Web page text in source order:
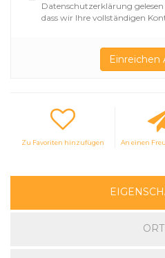
Datenschutzerklärung
dass wir Ihre vollständigen
Zu Favoriten hinzufügen An einen
ORT